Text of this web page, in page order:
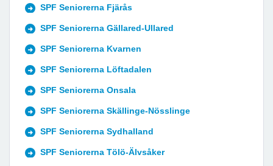
SPF Seniorerna Fjärås
SPF Seniorerna Gällared-Ullared
SPF Seniorerna Kvarnen
SPF Seniorerna Löftadalen
SPF Seniorerna Onsala
SPF Seniorerna Skällinge-Nösslinge
SPF Seniorerna Sydhalland
SPF Seniorerna Tölö-Älvsåker